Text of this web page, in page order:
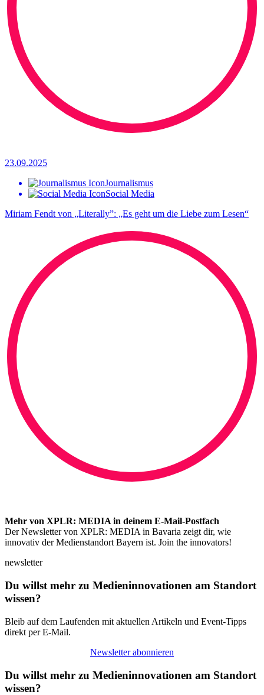
23.09.2025
Journalismus
Social Media
Miriam Fendt von „Literally”: „Es geht um die Liebe zum Lesen“
Mehr von XPLR: MEDIA in deinem E-Mail-Postfach
Der Newsletter von XPLR: MEDIA in Bavaria zeigt dir, wie
innovativ der Medienstandort Bayern ist. Join the innovators!
newsletter
Du willst mehr zu Medieninnovationen am Standort
wissen?
Bleib auf dem Laufenden mit aktuellen Artikeln und Event-Tipps
direkt per E-Mail.
Newsletter abonnieren
Du willst mehr zu Medieninnovationen am Standort
wissen?